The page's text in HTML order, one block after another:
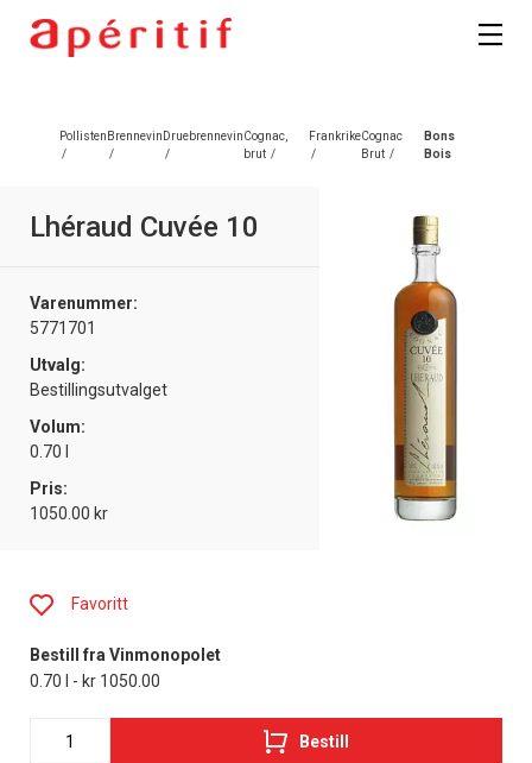
Pollisten
/
Brennevin
/
Druebrennevin
/
Cognac,
brut /
Frankrike
/
Cognac
Brut /
Bons
Bois
Lhéraud Cuvée 10
Varenummer:
5771701
Utvalg:
Bestillingsutvalget
Volum:
0.70 l
Pris:
1050.00 kr
Favoritt
Bestill fra Vinmonopolet
0.70 l - kr 1050.00
Bestill